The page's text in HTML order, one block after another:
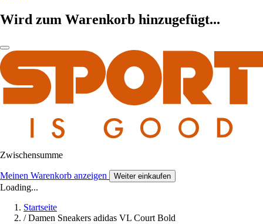
Wird zum Warenkorb hinzugefügt...
Zwischensumme
Meinen Warenkorb anzeigen Weiter einkaufen
Loading...
Startseite
/ Damen Sneakers adidas VL Court Bold